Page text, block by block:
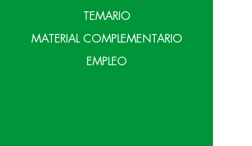
TEMARIO
MATERIAL COMPLEMENTARIO
EMPLEO